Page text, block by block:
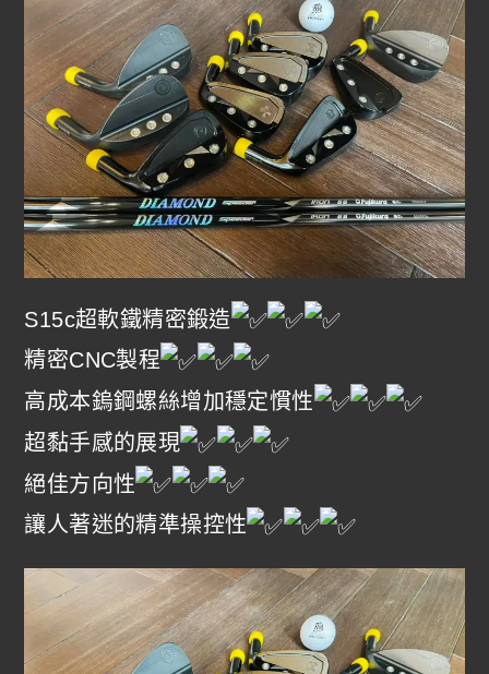
S15c超軟鐵精密鍛造
精密CNC製程
高成本鎢鋼螺絲增加穩定慣性
超黏手感的展現
絕佳方向性
讓人著迷的精準操控性